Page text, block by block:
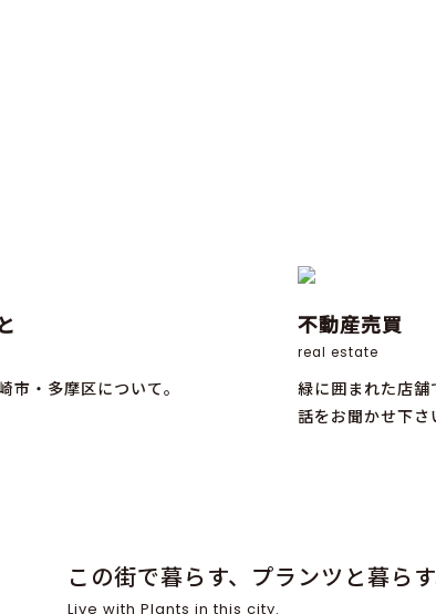
市・多摩区について。
不動産売買
real estate
緑に囲まれた店舗
話をお聞かせ下さ
この街で暮らす、プランツと暮らす
Live with Plants in this city.